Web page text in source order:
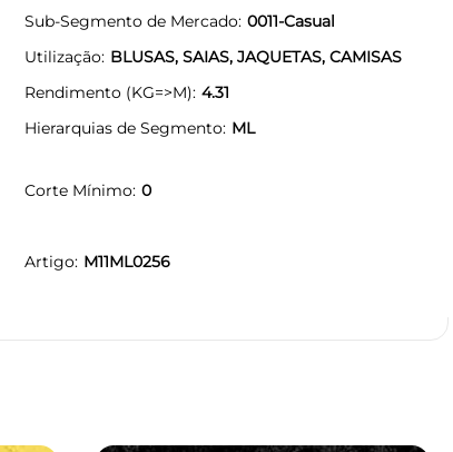
Sub-Segmento de Mercado 0011-Casual
Utilização BLUSAS, SAIAS, JAQUETAS, CAMISAS
Rendimento (KG=>M) 4.31
Hierarquias de Segmento ML
Corte Mínimo 0
Artigo M11ML0256